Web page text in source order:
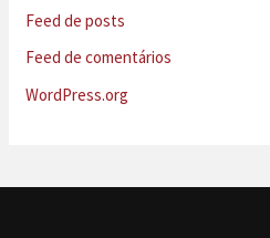
Feed de posts
Feed de comentários
WordPress.org